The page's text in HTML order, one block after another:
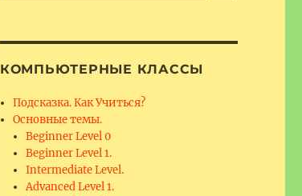
КОМПЬЮТЕРНЫЕ КЛАССЫ
Подсказка. Как Учиться?
Основные темы.
Beginner Level 0
Beginner Level 1.
Intermediate Level.
Advanced Level 1.